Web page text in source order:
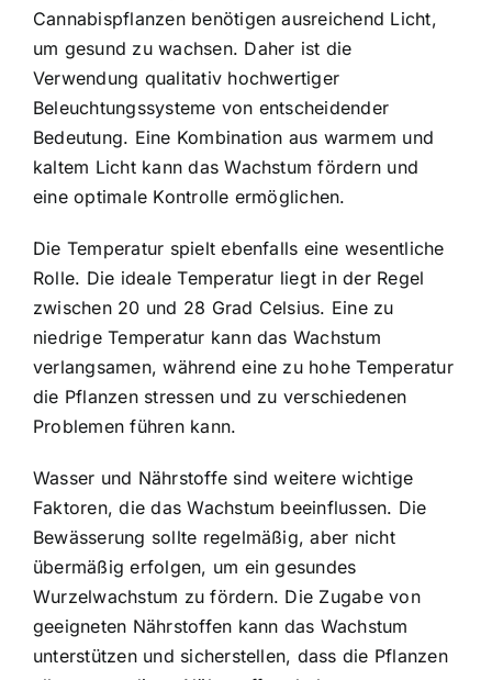
Cannabispflanzen benötigen ausreichend Licht,
um gesund zu wachsen. Daher ist die
Verwendung qualitativ hochwertiger
Beleuchtungssysteme von entscheidender
Bedeutung. Eine Kombination aus warmem und
kaltem Licht kann das Wachstum fördern und
eine optimale Kontrolle ermöglichen.
Die Temperatur spielt ebenfalls eine wesentliche
Rolle. Die ideale Temperatur liegt in der Regel
zwischen 20 und 28 Grad Celsius. Eine zu
niedrige Temperatur kann das Wachstum
verlangsamen, während eine zu hohe Temperatur
die Pflanzen stressen und zu verschiedenen
Problemen führen kann.
Wasser und Nährstoffe sind weitere wichtige
Faktoren, die das Wachstum beeinflussen. Die
Bewässerung sollte regelmäßig, aber nicht
übermäßig erfolgen, um ein gesundes
Wurzelwachstum zu fördern. Die Zugabe von
geeigneten Nährstoffen kann das Wachstum
unterstützen und sicherstellen, dass die Pflanzen